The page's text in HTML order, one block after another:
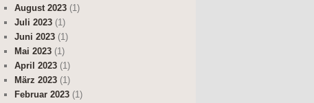
August 2023 (1)
Juli 2023 (1)
Juni 2023 (1)
Mai 2023 (1)
April 2023 (1)
März 2023 (1)
Februar 2023 (1)